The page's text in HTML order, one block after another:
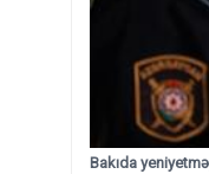
Bakıda